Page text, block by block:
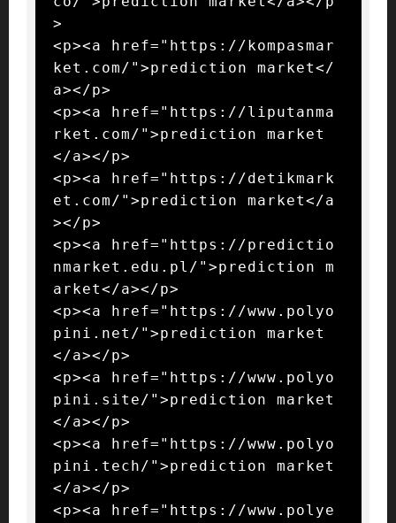
>
<p><a href="https://kompasmar
ket.com/">prediction market</
a></p>
<p><a href="https://liputanma
rket.com/">prediction market
</a></p>
<p><a href="https://detikmark
et.com/">prediction market</a
></p>
<p><a href="https://predictio
nmarket.edu.pl/">prediction m
arket</a></p>
<p><a href="https://www.polyo
pini.net/">prediction market
</a></p>
<p><a href="https://www.polyo
pini.site/">prediction market
</a></p>
<p><a href="https://www.polyo
pini.tech/">prediction market
</a></p>
<p><a href="https://www.polye